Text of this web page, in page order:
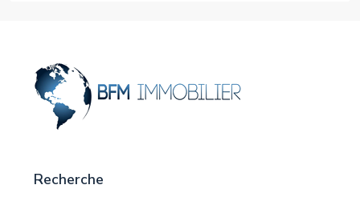
Recherche